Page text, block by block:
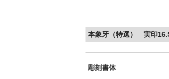
本象牙（特選） 実印
彫刻書体